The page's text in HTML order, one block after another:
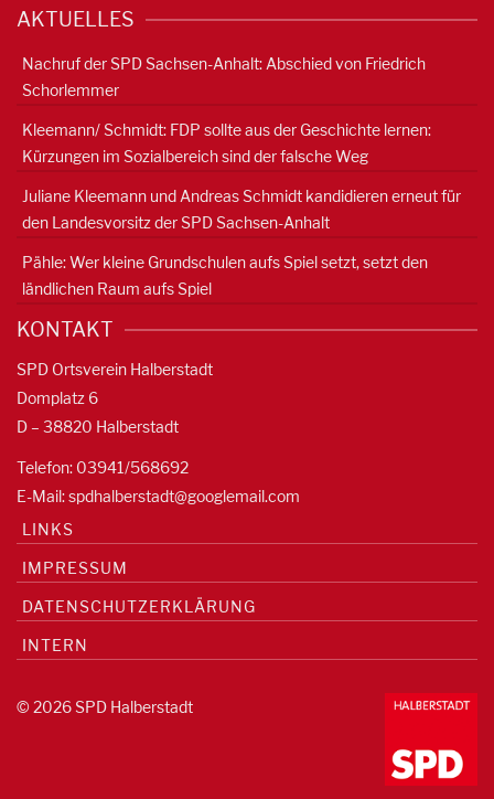
AKTUELLES
Nachruf der SPD Sachsen-Anhalt: Abschied von Friedrich
Schorlemmer
Kleemann/ Schmidt: FDP sollte aus der Geschichte lernen:
Kürzungen im Sozialbereich sind der falsche Weg
Juliane Kleemann und Andreas Schmidt kandidieren erneut für
den Landesvorsitz der SPD Sachsen-Anhalt
Pähle: Wer kleine Grundschulen aufs Spiel setzt, setzt den
ländlichen Raum aufs Spiel
KONTAKT
SPD Ortsverein Halberstadt
Domplatz 6
D – 38820 Halberstadt
Telefon: 03941/568692
E-Mail:spdhalberstadt@googlemail.com
LINKS
IMPRESSUM
DATENSCHUTZERKLÄRUNG
INTERN
© 2026 SPD Halberstadt